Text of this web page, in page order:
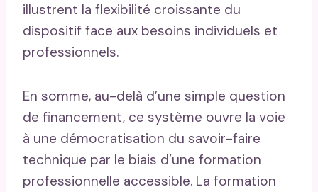
illustrent la flexibilité croissante du
dispositif face aux besoins individuels et
professionnels.
En somme, au-delà d’une simple question
de financement, ce système ouvre la voie
à une démocratisation du savoir-faire
technique par le biais d’une formation
professionnelle accessible. La formation